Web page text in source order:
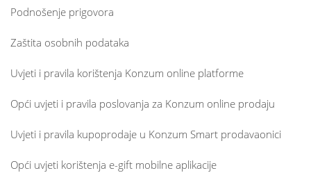
Podnošenje prigovora
Zaštita osobnih podataka
Uvjeti i pravila korištenja Konzum online platforme
Opći uvjeti i pravila poslovanja za Konzum online prodaju
Uvjeti i pravila kupoprodaje u Konzum Smart prodavaonici
Opći uvjeti korištenja e-gift mobilne aplikacije